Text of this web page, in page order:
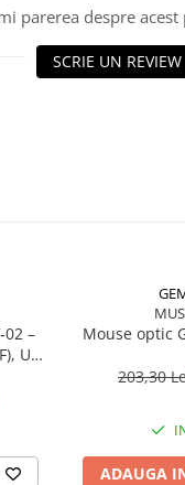
parerea despre
SCRIE UN REVIEW
–
USB
Mouse optic
203,30
ADAUGA